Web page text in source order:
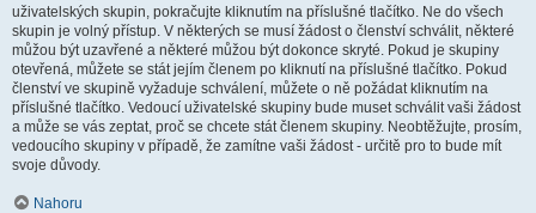
uživatelských skupin, pokračujte kliknutím na příslušné tlačítko. Ne do všech
skupin je volný přístup. V některých se musí žádost o členství schválit, některé
můžou být uzavřené a některé můžou být dokonce skryté. Pokud je skupiny
otevřená, můžete se stát jejím členem po kliknutí na příslušné tlačítko. Pokud
členství ve skupině vyžaduje schválení, můžete o ně požádat kliknutím na
příslušné tlačítko. Vedoucí uživatelské skupiny bude muset schválit vaši žádost
a může se vás zeptat, proč se chcete stát členem skupiny. Neobtěžujte, prosím,
vedoucího skupiny v případě, že zamítne vaši žádost - určitě pro to bude mít
svoje důvody.
Nahoru